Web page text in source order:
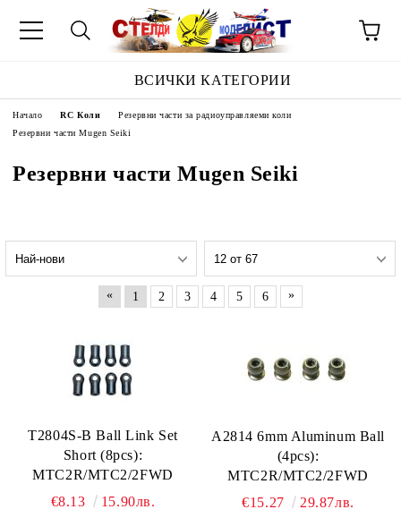
ВСИЧКИ КАТЕГОРИИ
Начало RC Коли
Резервни части за радиоуправляеми коли
Резервни части Mugen Seiki
Резервни части Mugen Seiki
« 1 2 3 4 5 6 »
T2804S-B Ball Link Set
Short (8pcs):
MTC2R/MTC2/2FWD
€8.13
15.90лв.
A2814 6mm Aluminum Ball
(4pcs):
MTC2R/MTC2/2FWD
€15.27
29.87лв.